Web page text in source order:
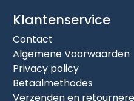
Klantenservice
Contact
Algemene Voorwaarden
Privacy policy
Betaalmethodes
Verzenden en